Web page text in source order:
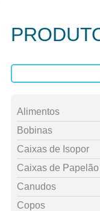
Alimentos
Bobinas
Caixas de Isopor
Caixas de Papelão
Canudos
Copos